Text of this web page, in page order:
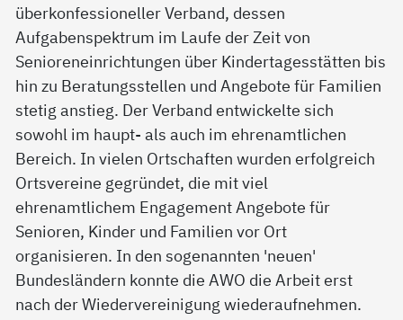
überkonfessioneller Verband, dessen
Aufgabenspektrum im Laufe der Zeit von
Senioreneinrichtungen über Kindertagesstätten bis
hin zu Beratungsstellen und Angebote für Familien
stetig anstieg. Der Verband entwickelte sich
sowohl im haupt- als auch im ehrenamtlichen
Bereich. In vielen Ortschaften wurden erfolgreich
Ortsvereine gegründet, die mit viel
ehrenamtlichem Engagement Angebote für
Senioren, Kinder und Familien vor Ort
organisieren. In den sogenannten 'neuen'
Bundesländern konnte die AWO die Arbeit erst
nach der Wiedervereinigung wiederaufnehmen.